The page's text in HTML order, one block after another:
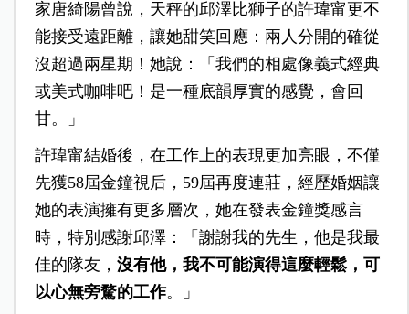
家唐綺陽曾說，天秤的邱澤比獅子的許瑋甯更不
能接受遠距離，讓她甜笑回應：兩人分開的確從
沒超過兩星期！她說：「我們的相處像義式經典
或美式咖啡吧！是一種底韻厚實的感覺，會回
甘。」
許瑋甯結婚後，在工作上的表現更加亮眼，不僅
先獲58屆金鐘視后，59屆再度連莊，經歷婚姻讓
她的表演擁有更多層次，她在發表金鐘獎感言
時，特別感謝邱澤：「謝謝我的先生，他是我最
佳的隊友， 沒有他，我不可能演得這麼輕鬆，可
以心無旁騖的工作。」